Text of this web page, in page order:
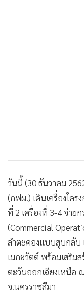
วันนี้ (30 ธันวาคม
(กฟผ.) เดินเครื่องโคร
ที่ 2 เครื่องที่ 3-4 จ่าย
(Commercial
ลำตะคองแบบสูบกลับ
เมกะวัตต์ พร้อมเสริม
ตะวันออกเฉียงเหนือ
จ.นครราชสีมา